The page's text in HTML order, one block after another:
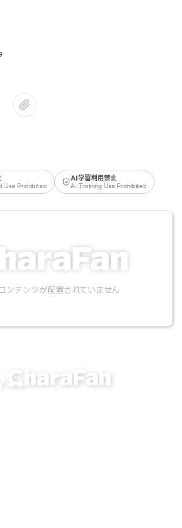
Use Prohibited
AI学習利用禁止
AI Training Use Prohibited
ンテンツが配置されていません